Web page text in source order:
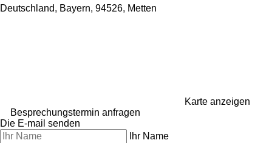
Deutschland, Bayern, 94526, Metten
Karte anzeigen
Besprechungstermin anfragen
Die E-mail senden
Ihr Name